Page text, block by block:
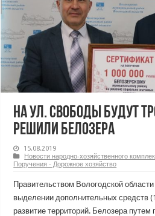
На ул. Свободы будут
решили белозера
15.08.2019
Новости народно-хозяйственного
Поручения - Дорожное хозяйство
Правительством Вологодской
выделении дополнительных средств
развитие территорий. Белозера